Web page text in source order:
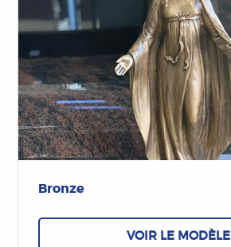
Bronze
VOIR LE MODÈLE